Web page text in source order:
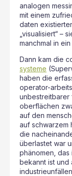
analogen
mit einem
daten
„visualisiert“ –
manchmal in
Dann kam die
systeme
haben die
operator-
unbestreitbarer
oberflächen
auf den
auf schwarzem
die
überlastet war
phänomen, das
bekannt ist und